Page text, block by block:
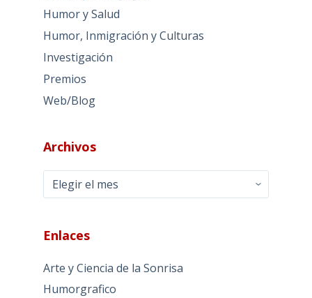
Humor y Salud
Humor, Inmigración y Culturas
Investigación
Premios
Web/Blog
Archivos
Archivos
Enlaces
Arte y Ciencia de la Sonrisa
Humorgrafico